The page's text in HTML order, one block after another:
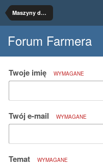
Maszyny do uprawy
Forum Farmera
Twoje imię WYMAGANE
Twój e-mail WYMAGANE
Temat WYMAGANE